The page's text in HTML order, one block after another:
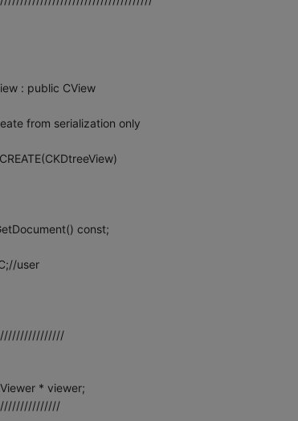
: public CView
from serialization only
const;
user
* viewer;